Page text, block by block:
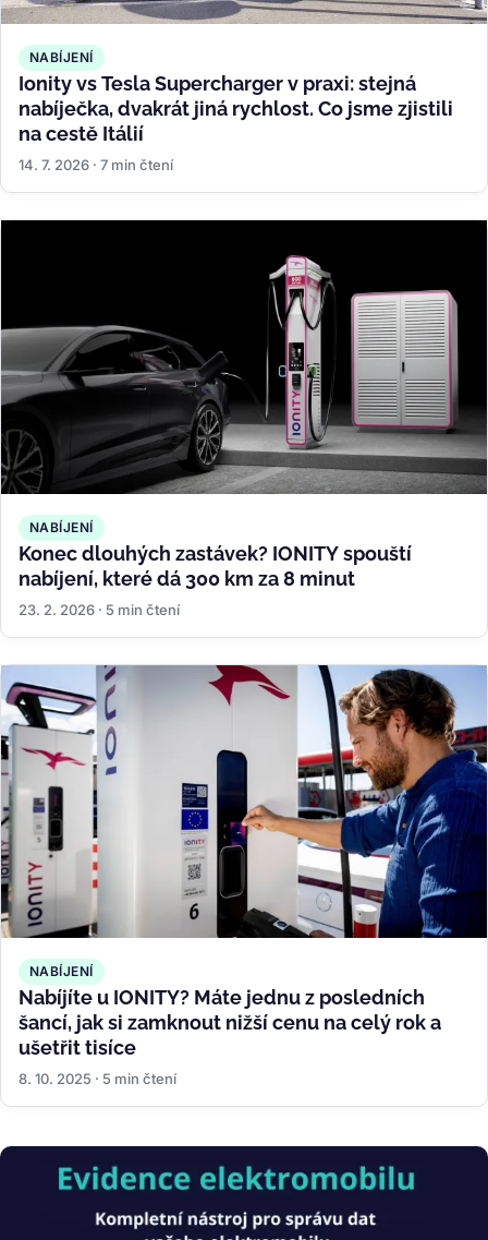
NABÍJENÍ
Ionity vs Tesla Supercharger v praxi: stejná
nabíječka, dvakrát jiná rychlost. Co jsme zjistili
na cestě Itálií
14. 7. 2026 · 7 min čtení
NABÍJENÍ
Konec dlouhých zastávek? IONITY spouští
nabíjení, které dá 300 km za 8 minut
23. 2. 2026 · 5 min čtení
NABÍJENÍ
Nabíjíte u IONITY? Máte jednu z posledních
šancí, jak si zamknout nižší cenu na celý rok a
ušetřit tisíce
8. 10. 2025 · 5 min čtení
Obrázek